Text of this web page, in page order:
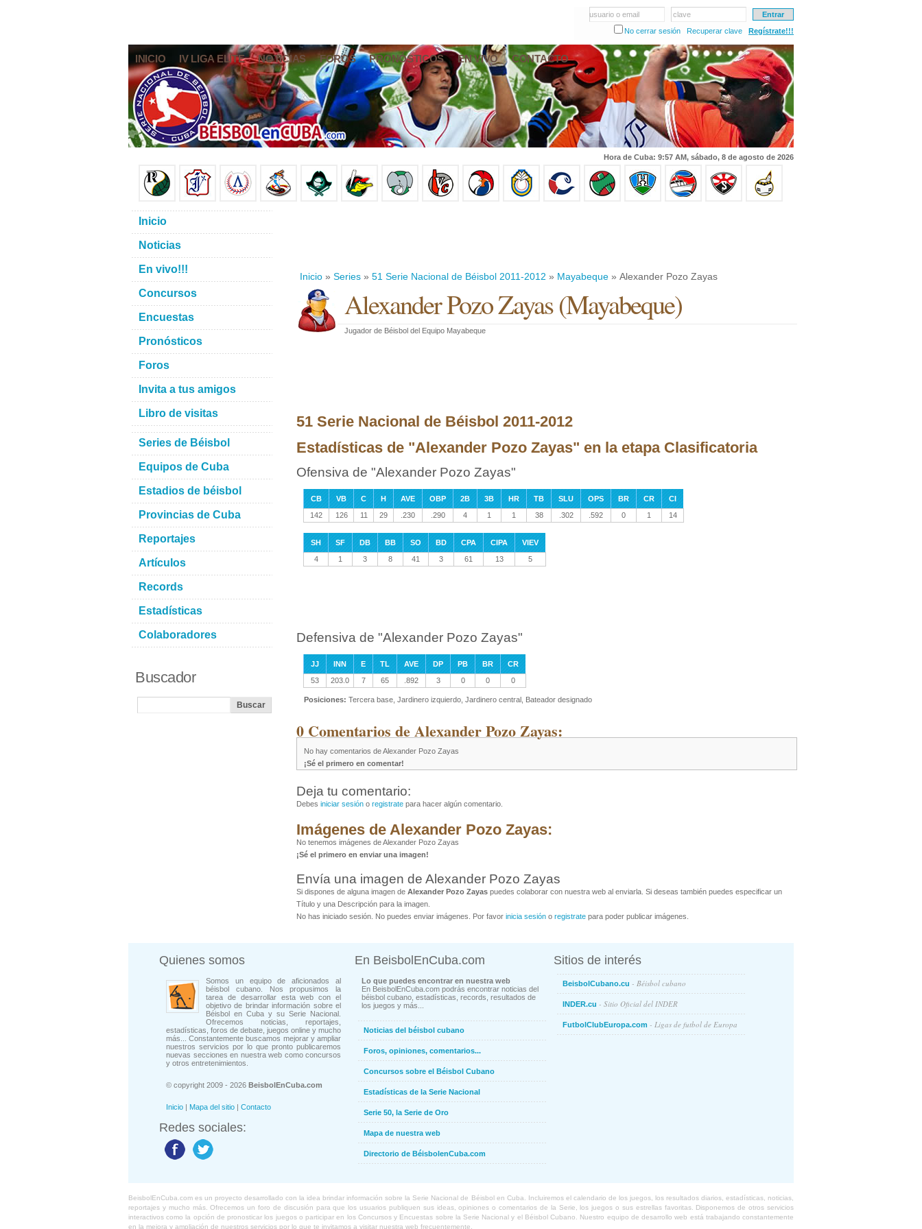
usuario o email
clave
No cerrar sesión
Recuperar clave Regístrate!!!
INICIO IV LIGA ELITE NOTICIAS FOROS PRONÓSTICOS EN VIVO CONTACTO
Hora de Cuba: 9:57 AM, sábado, 8 de agosto de 2026
Inicio » Series » 51 Serie Nacional de Béisbol 2011-2012 » Mayabeque » Alexander Pozo Zayas
Alexander Pozo Zayas(Mayabeque)
Jugador de Béisbol del Equipo Mayabeque
51 Serie Nacional de Béisbol 2011-2012
Estadísticas de "Alexander Pozo Zayas" en la etapa Clasificatoria
Ofensiva de "Alexander Pozo Zayas"
CB VB C H AVE OBP 2B 3B HR TB SLU OPS BR CR
CI
142
126 11 29 .230 .290 4 1 1 38 .302 .592 0 1 14
SH SF DB BB SO BD CPA CIPA
VIEV
4
1 3 8 41 3 61 13 5
Defensiva de "Alexander Pozo Zayas"
JJ INN E TL AVE DP PB BR
CR
53
203.0 7 65 .892 3 0 0 0
Posiciones: Tercera base, Jardinero izquierdo, Jardinero central, Bateador designado
0 Comentarios de Alexander Pozo Zayas:
No hay comentarios de Alexander Pozo Zayas
¡Sé el primero en comentar!
Deja tu comentario:
Debes iniciar sesión o registrate para hacer algún comentario.
Imágenes de Alexander Pozo Zayas:
No tenemos imágenes de Alexander Pozo Zayas
¡Sé el primero en enviar una imagen!
Envía una imagen de Alexander Pozo Zayas
Si dispones de alguna imagen de Alexander Pozo Zayas puedes colaborar con nuestra web al enviarla. Si deseas también puedes especificar un
Título y una Descripción para la imagen.
No has iniciado sesión. No puedes enviar imágenes. Por favor inicia sesión o registrate para poder publicar imágenes.
Inicio
Noticias
En vivo!!!
Concursos
Encuestas
Pronósticos
Foros
Invita a tus amigos
Libro de visitas
Series de Béisbol
Equipos de Cuba
Estadios de béisbol
Provincias de Cuba
Reportajes
Artículos
Records
Estadísticas
Colaboradores
Buscador
Quienes somos
Somos un equipo de aficionados al
béisbol cubano. Nos propusimos la
tarea de desarrollar esta web con el
objetivo de brindar información sobre el
Béisbol en Cuba y su Serie Nacional.
Ofrecemos noticias, reportajes,
estadísticas, foros de debate, juegos online y mucho
más... Constantemente buscamos mejorar y ampliar
nuestros servicios por lo que pronto publicaremos
nuevas secciones en nuestra web como concursos
y otros entretenimientos.
© copyright 2009 - 2026 BeisbolEnCuba.com
Inicio | Mapa del sitio | Contacto
Redes sociales:
En BeisbolEnCuba.com
Lo que puedes encontrar en nuestra web
En BeisbolEnCuba.com podrás encontrar noticias del
béisbol cubano, estadísticas, records, resultados de
los juegos y más...
Noticias del béisbol cubano
Foros, opiniones, comentarios...
Concursos sobre el Béisbol Cubano
Estadísticas de la Serie Nacional
Serie 50, la Serie de Oro
Mapa de nuestra web
Directorio de BéisbolenCuba.com
Sitios de interés
BeisbolCubano.cu - Béisbol cubano
INDER.cu - Sitio Oficial del INDER
FutbolClubEuropa.com - Ligas de futbol de Europa
BeisbolEnCuba.com es un proyecto desarrollado con la idea brindar información sobre la Serie Nacional de Béisbol en Cuba. Incluiremos el calendario de los juegos, los resultados diarios, estadísticas, noticias,
reportajes y mucho más. Ofrecemos un foro de discusión para que los usuarios publiquen sus ideas, opiniones o comentarios de la Serie, los juegos o sus estrellas favoritas. Disponemos de otros servicios
interactivos como la opción de pronosticar los juegos o participar en los Concursos y Encuestas sobre la Serie Nacional y el Béisbol Cubano. Nuestro equipo de desarrollo web está trabajando constantemente
en la mejora y ampliación de nuestros servicios por lo que te invitamos a visitar nuestra web frecuentemente.